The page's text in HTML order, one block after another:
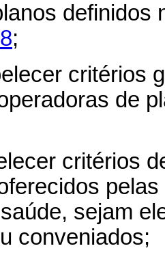
definidos
;
critérios
de
critérios
sejam
conveniados;